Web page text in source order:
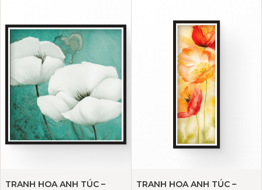
TRANH HOA ANH TÚC –
TRANH HOA ANH TÚC –